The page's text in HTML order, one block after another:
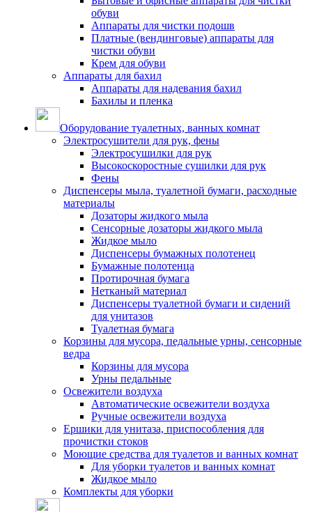
обуви
Аппараты для чистки подошв
Платные (вендинговые) аппараты для
чистки обуви
Крем для обуви
Аппараты для бахил
Аппараты для надевания бахил
Бахилы и пленка
Оборудование туалетных, ванных комнат
Электросушители для рук, фены
Электросушилки для рук
Высокоскоростные сушилки для рук
Фены
Диспенсеры мыла, туалетной бумаги, расходные
материалы
Дозаторы жидкого мыла
Сенсорные дозаторы жидкого мыла
Жидкое мыло
Диспенсеры бумажных полотенец
Бумажные полотенца
Протирочная бумага
Нетканый материал
Диспенсеры туалетной бумаги и сидений
для унитазов
Туалетная бумага
Корзины для мусора, педальные урны, сенсорные
ведра
Корзины для мусора
Урны педальные
Освежители воздуха
Автоматические освежители воздуха
Ручные освежители воздуха
Ершики для унитаза, приспособления для
прочистки стоков
Моющие средства для туалетов и ванных комнат
Для уборки туалетов и ванных комнат
Жидкое мыло
Комплекты для уборки